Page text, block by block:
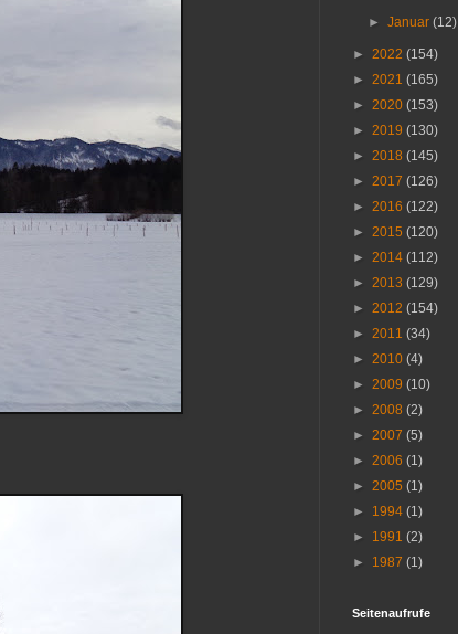
►Januar(12)
► 2022 (154)
► 2021 (165)
► 2020 (153)
► 2019 (130)
► 2018 (145)
► 2017 (126)
► 2016 (122)
► 2015 (120)
► 2014 (112)
► 2013 (129)
► 2012 (154)
► 2011 (34)
► 2010 (4)
► 2009 (10)
► 2008 (2)
► 2007 (5)
► 2006 (1)
► 2005 (1)
► 1994 (1)
► 1991 (2)
► 1987 (1)
Seitenaufrufe